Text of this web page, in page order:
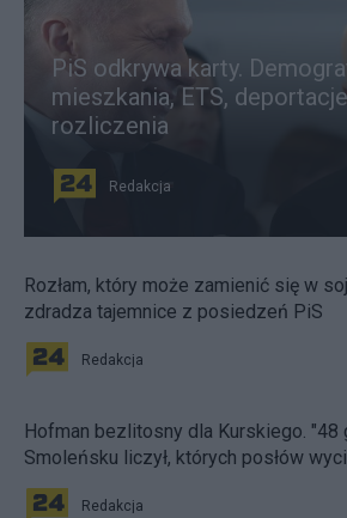
PiS odkrywa karty.
mieszkania, ETS,
rozliczenia
Redakcja
Rozłam, który może zamienić się w
zdradza tajemnice z posiedzeń PiS
Redakcja
Hofman bezlitosny dla Kurskiego. "48
Smoleńsku liczył, których posłów
Redakcja